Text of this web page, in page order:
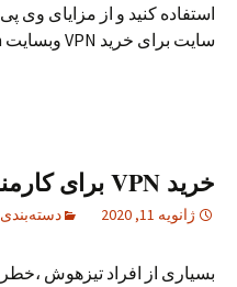
استفاده کنید و از مزایای وی
سایت برای خرید VPN وبسایت parsvpn.com میباشد.
خرید VPN برای کارمندان الزامی است
ژانویه 11, 2020
بسیاری از افراد تیزهوش ،خطر